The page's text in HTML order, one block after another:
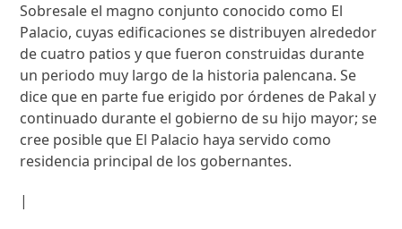
Sobresale el magno conjunto conocido como El
Palacio, cuyas edificaciones se distribuyen alrededor
de cuatro patios y que fueron construidas durante
un periodo muy largo de la historia palencana. Se
dice que en parte fue erigido por órdenes de Pakal y
continuado durante el gobierno de su hijo mayor; se
cree posible que El Palacio haya servido como
residencia principal de los gobernantes.
|